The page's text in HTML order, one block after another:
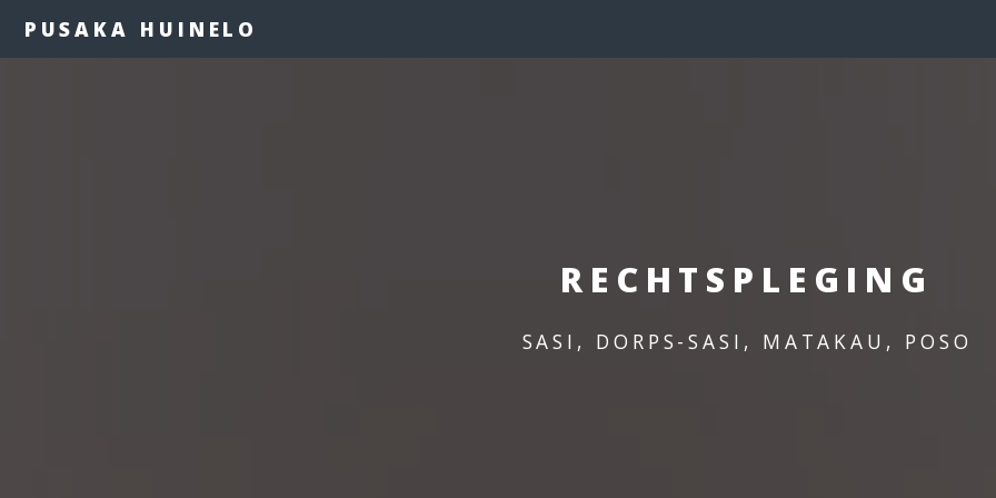
PUSAKA HUINELO
RECHTSPLEGING
SASI, DORPS-SASI, MATAKAU, POSO